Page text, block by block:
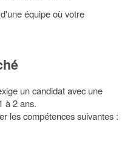
équipe où votre
un candidat avec une
à 2 ans.
les compétences suivantes :